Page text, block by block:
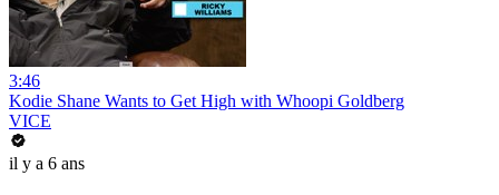
3:46
Kodie Shane Wants to Get High with Whoopi Goldberg
VICE
il y a 6 ans